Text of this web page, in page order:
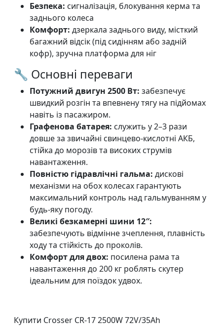
Безпека: сигналізація, блокування керма та
заднього колеса
Комфорт: дзеркала заднього виду, місткий
багажний відсік (під сидінням або задній
кофр), зручна платформа для ніг
🔧 Основні переваги
Потужний двигун 2500 Вт: забезпечує
швидкий розгін та впевнену тягу на підйомах
навіть із пасажиром.
Графенова батарея: служить у 2–3 рази
довше за звичайні свинцево-кислотні АКБ,
стійка до морозів та високих струмів
навантаження.
Повністю гідравлічні гальма: дискові
механізми на обох колесах гарантують
максимальний контроль над гальмуванням у
будь-яку погоду.
Великі безкамерні шини 12″:
забезпечують відмінне зчеплення, плавність
ходу та стійкість до проколів.
Комфорт для двох: посилена рама та
навантаження до 200 кг роблять скутер
ідеальним для поїздок удвох.
Купити Crosser CR-17 2500W 72V/35Ah